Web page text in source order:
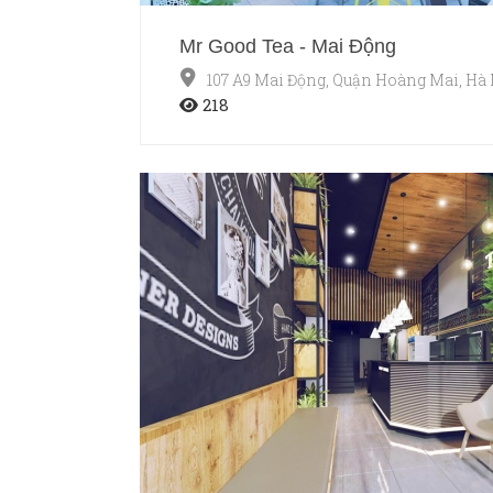
Mr Good Tea - Mai Động
107 A9 Mai Động, Quận Hoàng Mai, Hà
218